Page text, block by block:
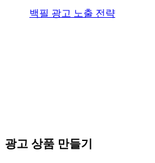
백필 광고 노출 전략
광고 상품 만들기